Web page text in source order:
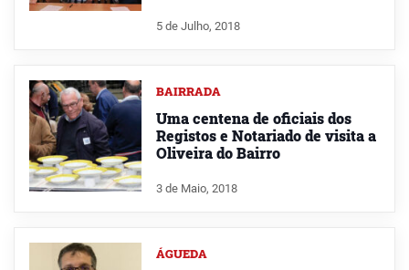
5 de Julho, 2018
BAIRRADA
Uma centena de oficiais dos
Registos e Notariado de visita a
Oliveira do Bairro
3 de Maio, 2018
ÁGUEDA